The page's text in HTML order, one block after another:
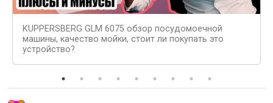
KUPPERSBERG GLM 6075 обзор посудомоечной
машины, качество мойки, стоит ли покупать это
устройство?